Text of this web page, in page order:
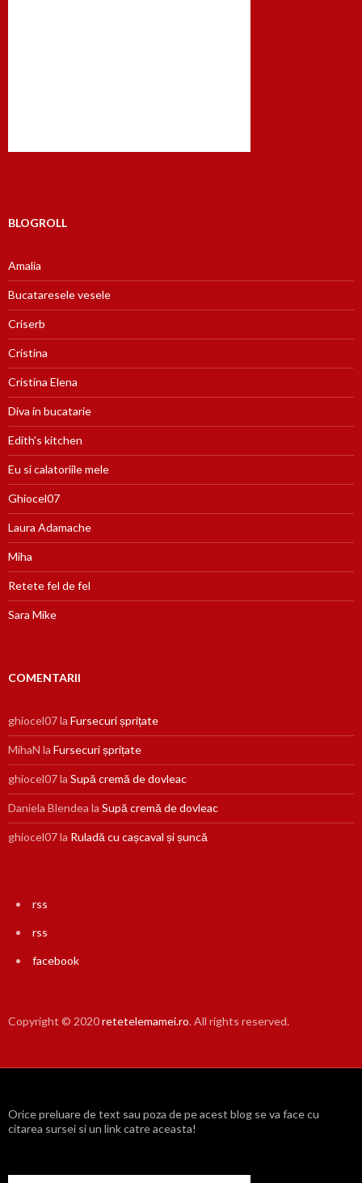
BLOGROLL
Amalia
Bucataresele vesele
Criserb
Cristina
Cristina Elena
Diva in bucatarie
Edith's kitchen
Eu si calatoriile mele
Ghiocel07
Laura Adamache
Miha
Retete fel de fel
Sara Mike
COMENTARII
ghiocel07la Fursecuri șprițate
MihaN la Fursecuri șprițate
ghiocel07la Supă cremă de dovleac
Daniela Blendea la Supă cremă de dovleac
ghiocel07la Ruladă cu cașcaval și șuncă
rss
rss
facebook
Copyright © 2020retetelemamei.ro. All rights reserved.
Orice preluare de text sau poza de pe acest blog se va face cu
citarea sursei si un link catre aceasta!